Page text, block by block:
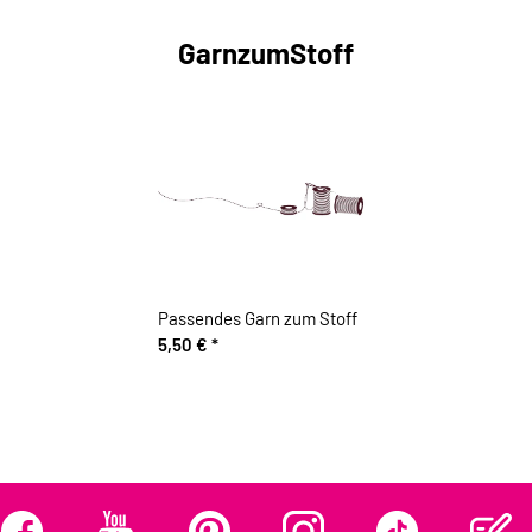
GarnzumStoff
Passendes Garn zum Stoff
5,50 € *